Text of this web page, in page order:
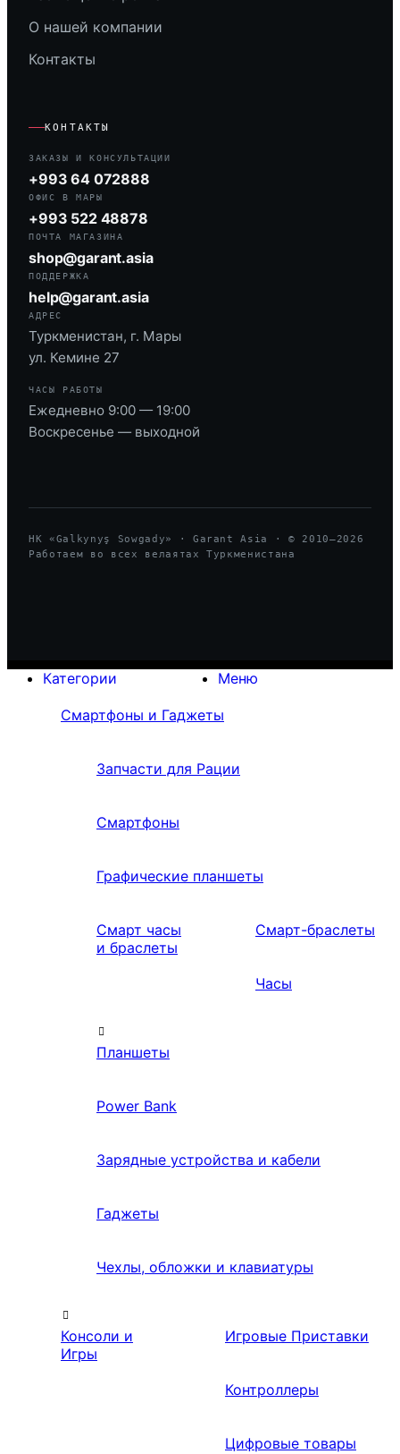
О нашей компании
Контакты
КОНТАКТЫ
ЗАКАЗЫ И КОНСУЛЬТАЦИИ
+993 64 072888
ОФИС В МАРЫ
+993 522 48878
ПОЧТА МАГАЗИНА
shop@garant.asia
ПОДДЕРЖКА
help@garant.asia
АДРЕС
Туркменистан, г. Мары
ул. Кемине 27
ЧАСЫ РАБОТЫ
Ежедневно 9:00 — 19:00
Воскресенье — выходной
HK «Galkynyş Sowgady» · Garant Asia · © 2010—2026
Работаем во всех велаятах Туркменистана
Меню
Категории
Смартфоны и Гаджеты
Запчасти для Рации
Смартфоны
Графические планшеты
Смарт часы
и браслеты
Смарт-браслеты
Часы
Планшеты
Power Bank
Зарядные устройства и кабели
Гаджеты
Чехлы, обложки и клавиатуры
Консоли и
Игры
Игровые Приставки
Контроллеры
Цифровые товары